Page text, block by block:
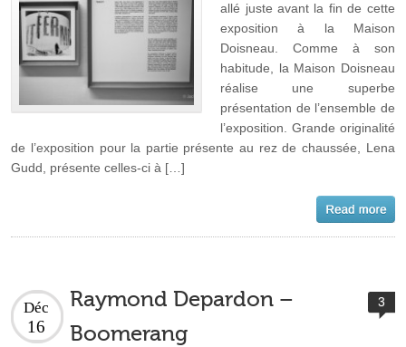
allé juste avant la fin de cette
exposition à la Maison
Doisneau. Comme à son
habitude, la Maison Doisneau
réalise une superbe
présentation de l’ensemble de
l’exposition. Grande originalité
de l’exposition pour la partie présente au rez de chaussée, Lena
Gudd, présente celles-ci à […]
Raymond Depardon –
Boomerang
Déc
16
3